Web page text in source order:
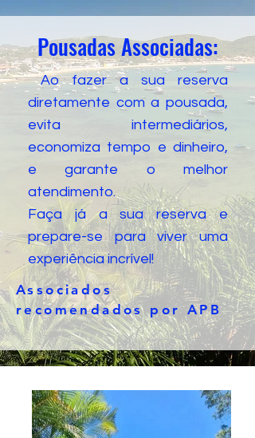
Pousadas Associadas:
Ao fazer a sua reserva
diretamente com a pousada,
evita intermediários,
economiza tempo e dinheiro,
e garante o melhor
atendimento.
Faça já a sua reserva e
prepare-se para viver uma
experiência incrível!
Associados
recomendados por APB